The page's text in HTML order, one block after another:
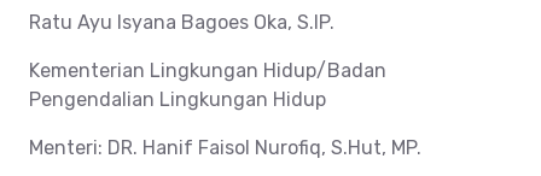
Ratu Ayu Isyana Bagoes Oka, S.IP.
Kementerian Lingkungan Hidup/Badan
Pengendalian Lingkungan Hidup
Menteri: DR. Hanif Faisol Nurofiq, S.Hut, MP.